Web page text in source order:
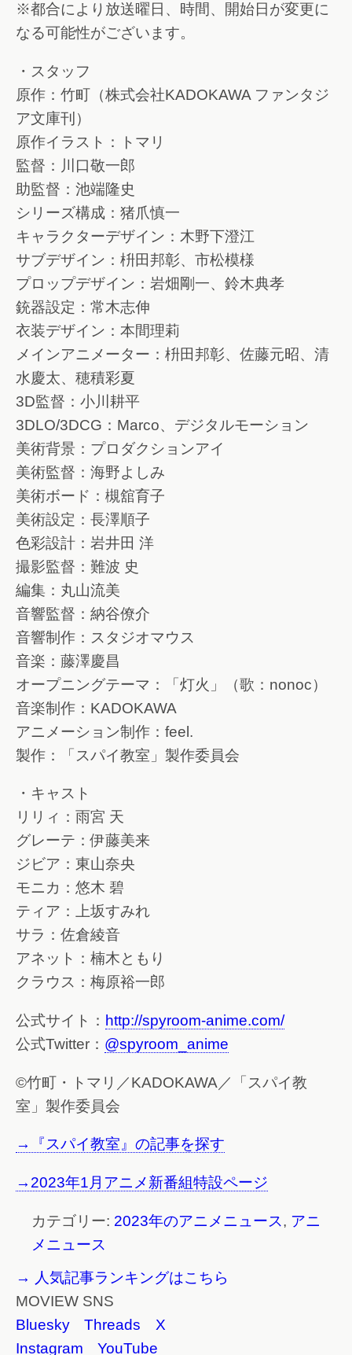
※都合により放送曜日、時間、開始日が変更に
なる可能性がございます。
・スタッフ
原作：竹町（株式会社KADOKAWA ファンタジ
ア文庫刊）
原作イラスト：トマリ
監督：川口敬一郎
助監督：池端隆史
シリーズ構成：猪爪慎一
キャラクターデザイン：木野下澄江
サブデザイン：枡田邦彰、市松模様
プロップデザイン：岩畑剛一、鈴木典孝
銃器設定：常木志伸
衣装デザイン：本間理莉
メインアニメーター：枡田邦彰、佐藤元昭、清
水慶太、穂積彩夏
3D監督：小川耕平
3DLO/3DCG：Marco、デジタルモーション
美術背景：プロダクションアイ
美術監督：海野よしみ
美術ボード：槻舘育子
美術設定：長澤順子
色彩設計：岩井田 洋
撮影監督：難波 史
編集：丸山流美
音響監督：納谷僚介
音響制作：スタジオマウス
音楽：藤澤慶昌
オープニングテーマ：「灯火」（歌：nonoc）
音楽制作：KADOKAWA
アニメーション制作：feel.
製作：「スパイ教室」製作委員会
・キャスト
リリィ：雨宮 天
グレーテ：伊藤美来
ジビア：東山奈央
モニカ：悠木 碧
ティア：上坂すみれ
サラ：佐倉綾音
アネット：楠木ともり
クラウス：梅原裕一郎
公式サイト： http://spyroom-anime.com/
公式Twitter： @spyroom_anime
©竹町・トマリ／KADOKAWA／「スパイ教
室」製作委員会
→『スパイ教室』の記事を探す
→2023年1月アニメ新番組特設ページ
カテゴリー: 2023年のアニメニュース, アニ
メニュース
→ 人気記事ランキングはこちら
MOVIEW SNS
Bluesky
Threads
X
Instagram
YouTube